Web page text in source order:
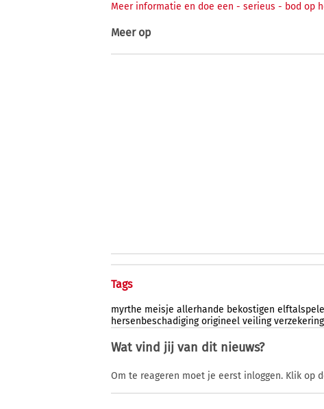
Meer informatie en doe een - serieus - bod op
Meer op
Tags
myrthe meisje allerhande bekostigen
hersenbeschadiging origineel veiling
Wat vind jij van dit nieuws?
Om te reageren moet je eerst inloggen. Klik op